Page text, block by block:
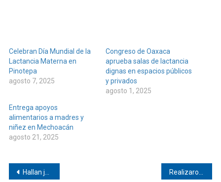
Celebran Día Mundial de la
Lactancia Materna en
Pinotepa
agosto 7, 2025
Congreso de Oaxaca
aprueba salas de lactancia
dignas en espacios públicos
y privados
agosto 1, 2025
Entrega apoyos
alimentarios a madres y
niñez en Mechoacán
agosto 21, 2025
Navegación
Hallan joven desaparecido de Collantes